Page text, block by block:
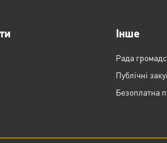
Інше
Рада
Публічні
Безоплатна